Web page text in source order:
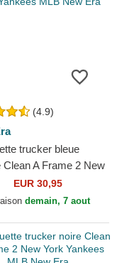
(4.9)
trucker bleue
Clean A Frame 2 New
MLB New Era
EUR 30,95
demain, 7 aout